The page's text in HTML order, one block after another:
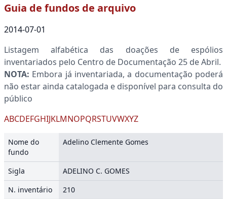
Guia de fundos de arquivo
2014-07-01
Listagem alfabética das doações de espólios
inventariados pelo Centro de Documentação 25 de Abril.
NOTA: Embora já inventariada, a documentação poderá
não estar ainda catalogada e disponível para consulta do
público
ABCDEFGHIJKLMNOPQRSTUVWXYZ
Nome do
fundo
Adelino Clemente Gomes
Sigla
ADELINO C. GOMES
N. inventário
210